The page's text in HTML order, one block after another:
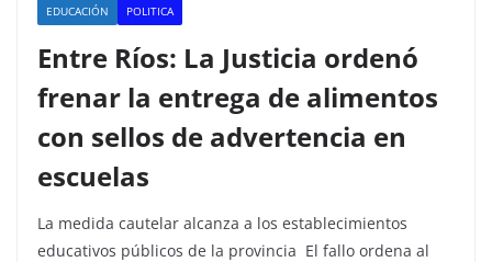
EDUCACIÓN POLITICA
Entre Ríos: La Justicia ordenó
frenar la entrega de alimentos
con sellos de advertencia en
escuelas
La medida cautelar alcanza a los establecimientos
educativos públicos de la provincia El fallo ordena al